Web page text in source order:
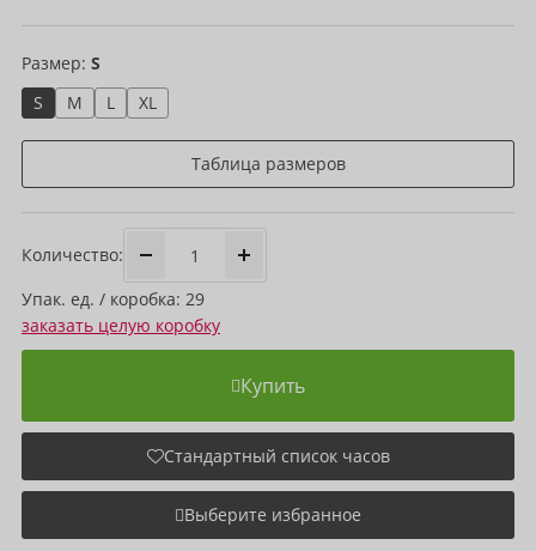
Размер: S
S
M L XL
Таблица размеров
Количество:
Упак. ед. / коробка: 29
заказать целую коробку
Купить
Стандартный список часов
Выберите избранное